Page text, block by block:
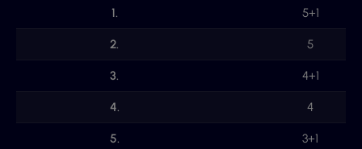
1. 5+1
2. 5
3. 4+1
4. 4
5. 3+1